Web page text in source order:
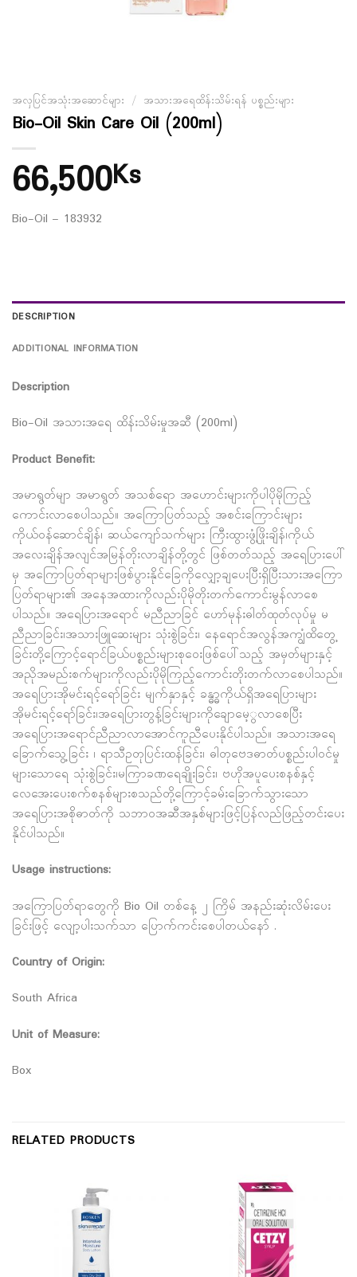
အလှပြင်အသုံးအဆောင်များ / အသားအရေထိန်းသိမ်းရန် ပစ္စည်းများ
Bio-Oil Skin Care Oil (200ml)
66,500Ks
Bio-Oil – 183932
DESCRIPTION
ADDITIONAL INFORMATION
Description
Bio-Oil အသားအရေ ထိန်းသိမ်းမှုအဆီ (200ml)
Product Benefit:
အမာရွတ်မျာ အမာရွတ် အသစ်ရော အဟောင်းများကိုပါပိုမိုကြည့်
ကောင်းလာစေပါသည်။ အကြောပြတ်သည့် အစင်းကြောင်းများ
ကိုယ်ဝန်ဆောင်ချိန်၊ ဆယ်ကျော်သက်များ ကြီးထွားဖွံ့ဖြိုးချိန်၊ကိုယ်
အလေးချိန်အလျင်အမြန်တိုးလာချိန်တို့တွင် ဖြစ်တတ်သည့် အရေပြားပေါ်
မှ အကြောပြတ်ရာများဖြစ်ပွားနိုင်ခြေကိုလျှော့ချပေးပြီးရှိပြီးသားအကြော
ပြတ်ရာများ၏ အနေအထားကိုလည်းပိုမိုတိုးတက်ကောင်းမွန်လာစေ
ပါသည်။ အရေပြားအရောင် မညီညာခြင် ဟော်မုန်းဓါတ်ထုတ်လုပ်မှု မ
ညီညာခြင်း၊အသားဖြူဆေးများ သုံးစွဲခြင်း၊ နေရောင်အလွန်အကျွံထိတွေ့
ခြင်းတို့ကြောင့်ရောင်ခြယ်ပစ္စည်းများစုဝေးဖြစ်ပေါ်သည့် အမှတ်များနှင့်
အညိုအမည်းစက်များကိုလည်းပိုမိုကြည့်ကောင်းတိုးတက်လာစေပါသည်။
အရေပြားအိုမင်းရင့်ရော်ခြင်း မျက်နှာနှင့် ခန္ဓ္ဓာကိုယ်ရှိအရေပြားများ
အိုမင်းရင့်ရော်ခြင်း၊အရေပြားတွန့်ခြင်းများကိုချောမေ့ွလာစေပြီး
အရေပြားအရောင်ညီညာလာအောင်ကူညီပေးနိုင်ပါသည်။ အသားအရေ
ခြောက်သွေ့ခြင်း ၊ ရာသီဥတုပြင်းထန်ခြင်း၊ ဓါတုဗေဒဓာတ်ပစ္စည်းပါဝင်မှု
များသောရေ သုံးစွဲခြင်း၊မကြာခဏရေချိုးခြင်း၊ ဗဟိုအပူပေးစနစ်နှင့်
လေအေးပေးစက်စနစ်များစသည်တို့ကြောင့်ခမ်းခြောက်သွားသော
အရေပြားအစိုဓာတ်ကို သဘာဝအဆီအနှစ်များဖြင့်ပြန်လည်ဖြည့်တင်းပေး
နိုင်ပါသည်။
Usage instructions:
အကြောပြတ်ရာတွေကို Bio Oil တစ်နေ့ ၂ ကြိမ် အနည်းဆုံးလိမ်းပေး
ခြင်းဖြင့် လျော့ပါးသက်သာ ပြောက်ကင်းစေပါတယ်နော် .
Country of Origin:
South Africa
Unit of Measure:
Box
RELATED PRODUCTS